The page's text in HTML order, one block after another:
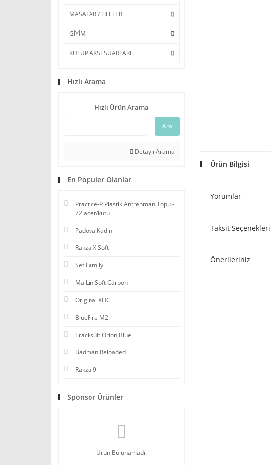
MASALAR / FİLELER
GİYİM
KULÜP AKSESUARLARI
Hızlı Arama
Hızlı Ürün Arama
Ara
Detaylı Arama
En Populer Olanlar
Practice-P Plastik Antrenman Topu -
72 adet/kutu
Padova Kadın
Rakza X Soft
Set Family
Ma Lin Soft Carbon
Original XHG
BlueFire M2
Tracksuit Orion Blue
Badman Reloaded
Rakza 9
Sponsor Ürünler
Ürün Bulunamadı.
Ürün Bilgisi
Yorumlar
Taksit Seçenekleri
Önerileriniz